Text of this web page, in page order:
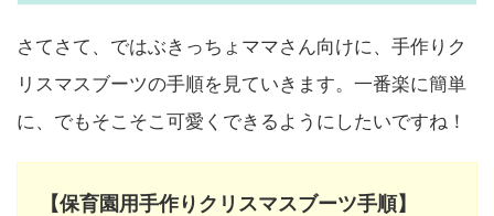
さてさて、ではぶきっちょママさん向けに、手作りク
リスマスブーツの手順を見ていきます。一番楽に簡単
に、でもそこそこ可愛くできるようにしたいですね！
【保育園用手作りクリスマスブーツ手順】